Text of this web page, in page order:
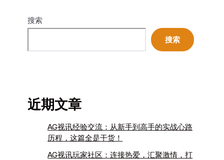
搜索
搜索
近期文章
AG视讯经验交流：从新手到高手的实战心路
历程，这篇全是干货！
AG视讯玩家社区：连接热爱，汇聚激情，打